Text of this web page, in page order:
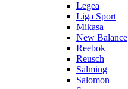
Legea
Liga Sport
Mikasa
New Balance
Reebok
Reusch
Salming
Salomon